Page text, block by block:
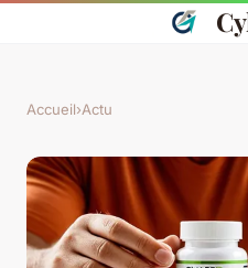
Accueil›Actu